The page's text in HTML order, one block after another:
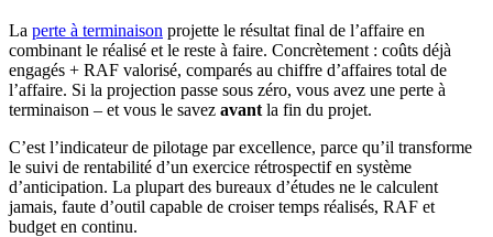
La perte à terminaison projette le résultat final de l’affaire en
combinant le réalisé et le reste à faire. Concrètement : coûts déjà
engagés + RAF valorisé, comparés au chiffre d’affaires total de
l’affaire. Si la projection passe sous zéro, vous avez une perte à
terminaison – et vous le savez avant la fin du projet.
C’est l’indicateur de pilotage par excellence, parce qu’il transforme
le suivi de rentabilité d’un exercice rétrospectif en système
d’anticipation. La plupart des bureaux d’études ne le calculent
jamais, faute d’outil capable de croiser temps réalisés, RAF et
budget en continu.